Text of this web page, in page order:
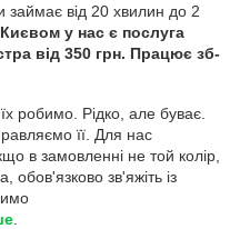
займає від 20 хвилин до 2
у нас є послуга
від 350 грн. Працює зб-
робимо. Рідко, але буває.
її. Для нас
в замовленні не той колір,
обов'язково зв'яжіть із